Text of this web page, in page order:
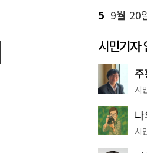
5 9월 20일, 차
시민기자
시
시